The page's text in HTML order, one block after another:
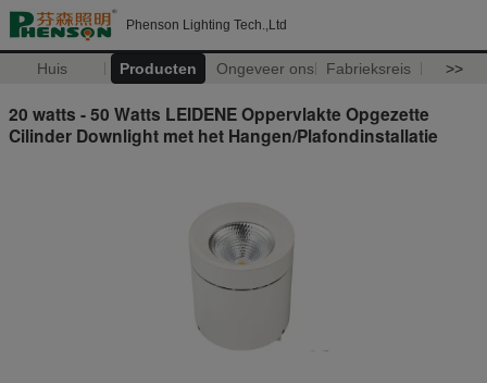
Phenson Lighting Tech.,Ltd
Huis Producten Ongeveer ons Fabrieksreis >>
20 watts - 50 Watts LEIDENE Oppervlakte Opgezette
Cilinder Downlight met het Hangen/Plafondinstallatie